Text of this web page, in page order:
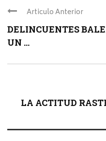
Articulo Anterior
DELINCUENTES
UN ...
LA ACTITUD